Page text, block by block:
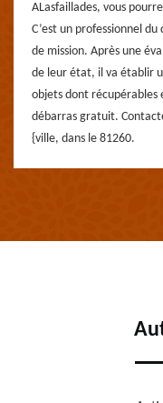
ALasfaillades, vous
C’est un professionnel
de mission. Après une
de leur état, il va établir
objets dont récupérables
débarras gratuit.
{ville, dans le 81260.